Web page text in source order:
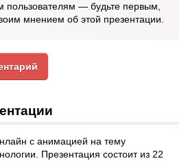
пользователям — будьте первым,
мнением об этой презентации.
с анимацией на тему
Презентация состоит из 22